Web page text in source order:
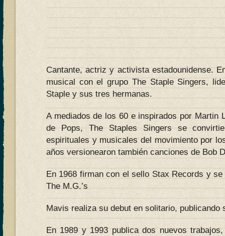
Cantante, actriz y activista estadounidense.
musical con el grupo The Staple Singers,
Staple y sus tres hermanas.
A mediados de los 60 e inspirados por Martin
de Pops, The Staples Singers se
espirituales y musicales del movimiento por
años versionearon también canciones de Bob
En 1968 firman con el sello Stax Records y
The M.G.’s
Mavis realiza su debut en solitario, publicando
En 1989 y 1993 publica dos nuevos